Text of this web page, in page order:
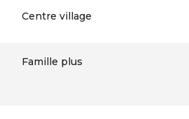
Centre village
Famille plus